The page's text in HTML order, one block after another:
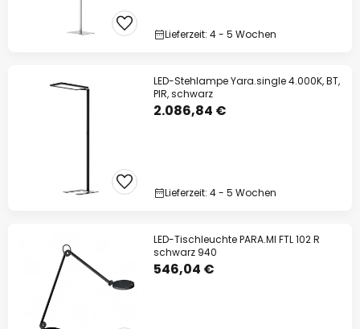
Lieferzeit: 4 - 5 Wochen
LED-Stehlampe Yara.single 4.000K, BT,
PIR, schwarz
2.086,84 €
Lieferzeit: 4 - 5 Wochen
LED-Tischleuchte PARA.MI FTL 102 R
schwarz 940
546,04 €